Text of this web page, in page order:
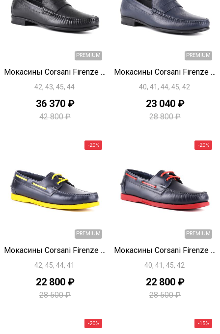
PREMIUM
Быстрый просмотр Мокасины Corsani Firenze U1755
42, 43, 45, 44
36 370 ₽
42 800 ₽
Быстрый просмотр Мокасины Corsani Firenze U1754
40, 41, 44, 45, 42
23 040 ₽
28 800 ₽
Быстрый просмотр Мокасины Corsani Firenze U1751
42, 45, 44, 41
22 800 ₽
28 500 ₽
Быстрый просмотр Мокасины Corsani Firenze U1750
40, 41, 45, 42
22 800 ₽
28 500 ₽